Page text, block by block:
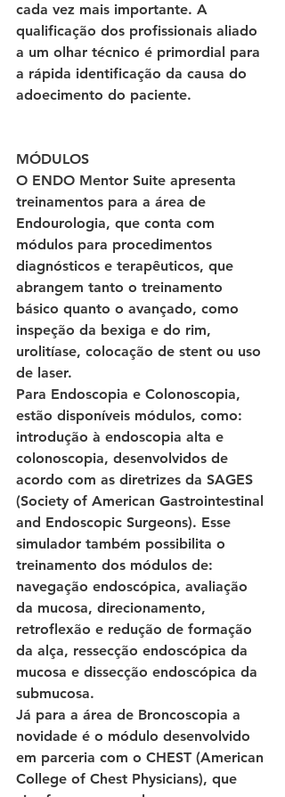
cada vez mais importante. A
qualificação dos profissionais aliado
a um olhar técnico é primordial para
a rápida identificação da causa do
adoecimento do paciente.
MÓDULOS
O ENDO Mentor Suite apresenta
treinamentos para a área de
Endourologia, que conta com
módulos para procedimentos
diagnósticos e terapêuticos, que
abrangem tanto o treinamento
básico quanto o avançado, como
inspeção da bexiga e do rim,
urolitíase, colocação de stent ou uso
de laser.
Para Endoscopia e Colonoscopia,
estão disponíveis módulos, como:
introdução à endoscopia alta e
colonoscopia, desenvolvidos de
acordo com as diretrizes da SAGES
(Society of American Gastrointestinal
and Endoscopic Surgeons). Esse
simulador também possibilita o
treinamento dos módulos de:
navegação endoscópica, avaliação
da mucosa, direcionamento,
retroflexão e redução de formação
da alça, ressecção endoscópica da
mucosa e dissecção endoscópica da
submucosa.
Já para a área de Broncoscopia a
novidade é o módulo desenvolvido
em parceria com o CHEST (American
College of Chest Physicians), que